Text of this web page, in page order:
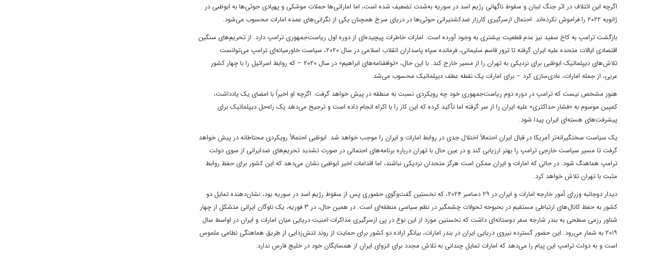
اگرچه این ائتلاف در اثر جنگ لبنان و سقوط ناگهانی رژیم اسد در سوریه به‌شدت تضعیف شده است، اما اماراتی‌ها حملات موشکی و پهپادی حوثی‌ها به ابوظبی در
ژانویه ۲۰۲۲ را فراموش نکرده‌اند. احتمال ازسرگیری کارزار ضدکشتیرانی حوثی‌ها در دریای سرخ همچنان یکی از نگرانی‌های عمده امارات محسوب می‌شود.
بازگشت ترامپ به کاخ سفید نیز عدم قطعیت بیشتری به وجود آورده است. امارات خاطرات پیچیده‌ای از دوره اول ریاست‌جمهوری ترامپ دارد. از تحریم‌های سنگین
اقتصادی ایالات متحده علیه ایران گرفته تا ترور قاسم سلیمانی، فرمانده سپاه پاسداران انقلاب اسلامی در سال ۲۰۲۰، سیاست خاورمیانه‌ای ترامپ می‌توانست
تلاش‌های دیپلماتیک ابوظبی برای نزدیکی به تهران را از مسیر خارج کند. با این حال، «توافقنامه‌های ابراهیم» در سال ۲۰۲۰ – که روابط اسرائیل را با چهار کشور
عربی، از جمله امارات، عادی‌سازی کرد – برای امارات یک نقطه عطف دیپلماتیک محسوب می‌شد.
هنوز مشخص نیست که ترامپ در دوره دوم ریاست‌جمهوری خود چه رویکردی نسبت به منطقه در پیش خواهد گرفت. اگرچه او اخیراً با امضای یک یادداشت،
کمپین موسوم به «فشار حداکثری» علیه ایران را از سر گرفته اما تأکید کرده که این کار را با اکراه انجام داده است و ترجیح می‌دهد یک راه‌حل دیپلماتیک برای
پیشرفت‌های هسته‌ای ایران پیدا شود.
یک سیاست سختگیرانه‌تر آمریکا در قبال ایران احتمالاً اختلال جدی در روابط امارات و ایران را موجب خواهد شد. ابوظبی احتمالاً رویکردی محتاطانه در پیش خواهد
گرفت تا مسیر سیاست خارجی ترامپ را بهتر ارزیابی کند و در عین حال با تهران درباره برنامه‌های احتمالی در صورت تشدید تحریم‌های ضدایرانی از سوی دولت
ترامپ هماهنگ شود. در حالی که امارات و ایران ممکن است هرگز متحدان نزدیکی نباشند، اما اقدامات اخیر ابوظبی نشان می‌دهد که این کشور برای حفظ روابط
مثبت با تهران تلاش خواهد کرد.
دیدار دوجانبه وزرای أمور خارجه امارات و ایران در ۲۹ دسامبر ۲۰۲۴، که نخستین گفت‌وگوی حضوری پس از سقوط رژیم اسد در سوریه بود، نشان‌دهنده تمایل دو
کشور به حفظ کانال‌های ارتباطی مستقیم در بحبوحه تحولات چشمگیر در نظم سیاسی منطقه‌ای است. در همین حال، در ۳ فوریه، یک ناوگان ایرانی متشکل از چهار
شناور رزمی سطحی به بندر شارجه سفر دوستانه‌ای داشت که نخستین مورد از این نوع در پی ازسرگیری مذاکرات امنیت دریایی میان امارات و ایران در اواسط سال
۲۰۱۹ به شمار می‌رود. این حضور گسترده نیروی دریایی ایران در بندر امارات، بیانگر اراده دو کشور برای حمایت از روند تنش‌زدایی از طریق هماهنگی نظامی ملموس
است و به دولت ترامپ این پیام را می‌دهد که امارات تمایل چندانی به تلاش مجدد برای انزوای ایران از همسایگان خود در خلیج فارس ندارد.